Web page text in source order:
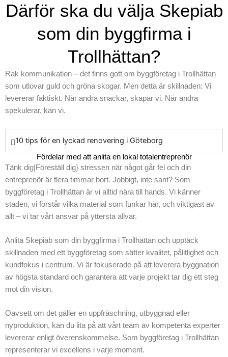
Därför ska du välja Skepiab
som din byggfirma i
Trollhättan?
Rak kommunikation – det finns gott om byggföretag i Trollhättan
som utlovar guld och gröna skogar. Men detta är skillnaden: Vi
levererar faktiskt. När andra snackar, skapar vi. När andra
spekulerar, kan vi.
10 tips för en lyckad renovering i Göteborg
Fördelar med att anlita en lokal totalentreprenör
Tänk dig|Föreställ dig} stressen när något går fel och din
entreprenör är flera timmar bort. Jobbigt, inte sant? Som
byggföretag i Trollhättan är vi alltid nära till hands. Vi känner
staden, vi förstår vilka material som funkar här, och viktigast av
allt – vi tar vårt ansvar på yttersta allvar.
Anlita Skepiab som din byggfirma i Trollhättan och upptäck
skillnaden med ett byggföretag som sätter kvalitet, pålitlighet och
kundfokus i centrum. Vi är fokuserade på att leverera byggnation
av högsta standard och garantera att varje projekt tar dig ett steg
mot din vision.
Oavsett om det gäller en uppfräschning, utbyggnad eller
nyproduktion, kan du lita på att vårt team av kompetenta experter
levererar enligt överenskommelse. Som byggföretag i Trollhättan
representerar vi excellens i varje moment.